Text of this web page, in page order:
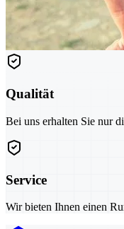
Qualität
Bei uns erhalten Sie nur
Service
Wir bieten Ihnen einen